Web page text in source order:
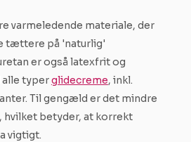
varmeledende materiale, der
tættere på 'naturlig'
er også latexfrit og
typerglidecreme, inkl.
Til gengæld er det mindre
hvilket betyder, at korrekt
vigtigt.